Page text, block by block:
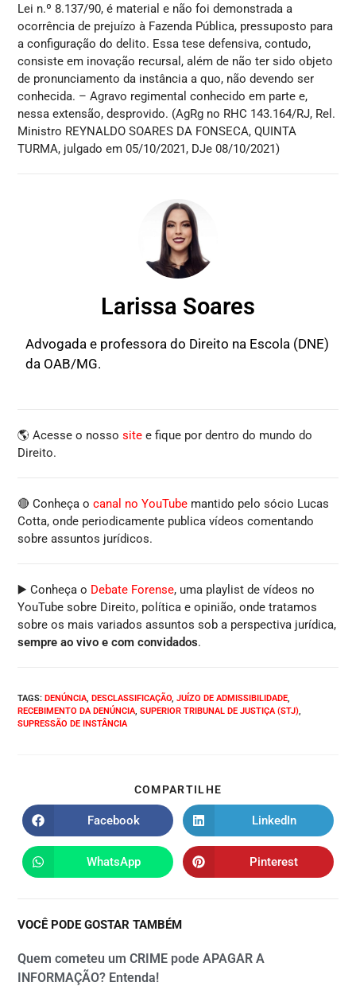
Lei n.º 8.137/90, é material e não foi demonstrada a
ocorrência de prejuízo à Fazenda Pública, pressuposto para
a configuração do delito. Essa tese defensiva, contudo,
consiste em inovação recursal, além de não ter sido objeto
de pronunciamento da instância a quo, não devendo ser
conhecida. – Agravo regimental conhecido em parte e,
nessa extensão, desprovido. (AgRg no RHC 143.164/RJ, Rel.
Ministro REYNALDO SOARES DA FONSECA, QUINTA
TURMA, julgado em 05/10/2021, DJe 08/10/2021)
Larissa Soares
Advogada e professora do Direito na Escola (DNE)
da OAB/MG.
🌎 Acesse o nossosite e fique por dentro do mundo do
Direito.
🔴 Conheça ocanal no YouTube mantido pelo sócio Lucas
Cotta, onde periodicamente publica vídeos comentando
sobre assuntos jurídicos.
▶️ Conheça o Debate Forense, uma playlist de vídeos no
YouTube sobre Direito, política e opinião, onde tratamos
sobre os mais variados assuntos sob a perspectiva jurídica,
sempre ao vivo e com convidados.
TAGS:DENÚNCIA, DESCLASSIFICAÇÃO, JUÍZO DE ADMISSIBILIDADE,
RECEBIMENTO DA DENÚNCIA, SUPERIOR TRIBUNAL DE JUSTIÇA (STJ),
SUPRESSÃO DE INSTÂNCIA
COMPARTILHE
Facebook LinkedIn
WhatsApp Pinterest
VOCÊ PODE GOSTAR TAMBÉM
Quem cometeu um CRIME pode APAGAR A
INFORMAÇÃO? Entenda!